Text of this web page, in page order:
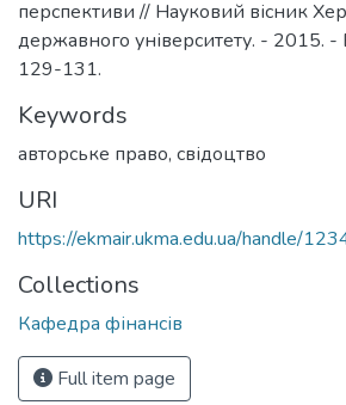
перспективи // Науковий вісник
державного університету. - 2015. -
129-131.
Keywords
авторське право, свідоцтво
URI
https://ekmair.ukma.edu.ua/handle/
Collections
Кафедра фінансів
Full item page